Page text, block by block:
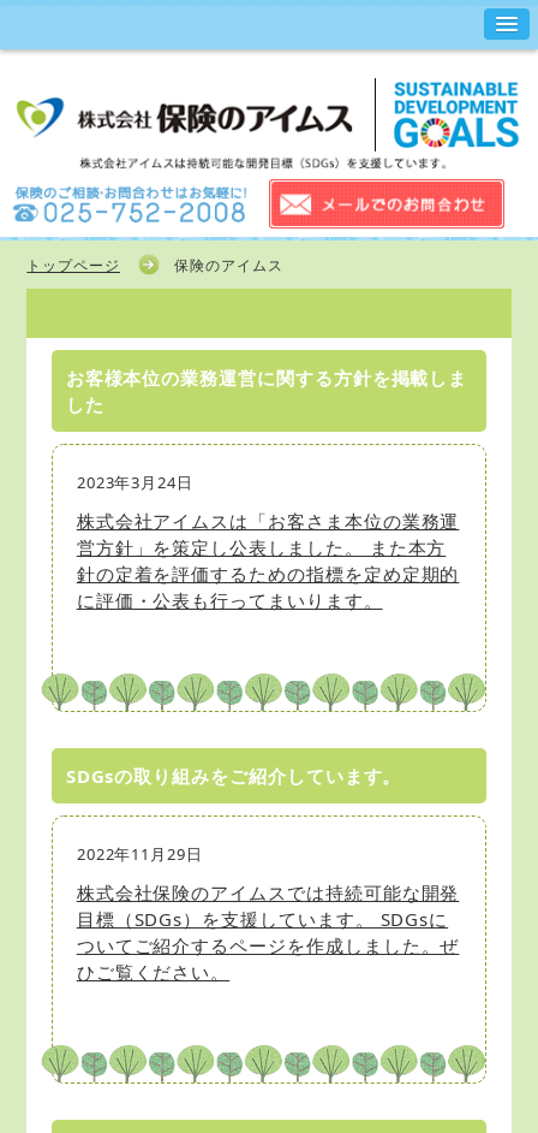
トップページ 保険のアイムス
お客様本位の業務運営に関する方針を掲載しま
した
2023年3月24日
株式会社アイムスは「お客さま本位の業務運
営方針」を策定し公表しました。 また本方
針の定着を評価するための指標を定め定期的
に評価・公表も行ってまいります。
SDGsの取り組みをご紹介しています。
2022年11月29日
株式会社保険のアイムスでは持続可能な開発
目標（SDGs）を支援しています。 SDGsに
ついてご紹介するページを作成しました。ぜ
ひご覧ください。